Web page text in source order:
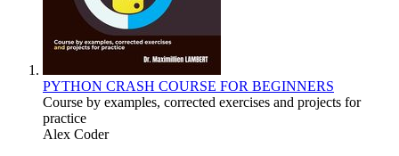
PYTHON CRASH COURSE FOR BEGINNERS
Course by examples, corrected exercises and projects for
practice
Alex Coder